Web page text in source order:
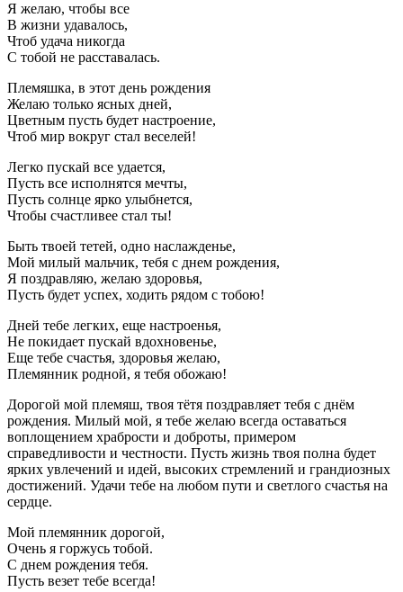
Я желаю, чтобы все
В жизни удавалось,
Чтоб удача никогда
С тобой не расставалась.
Племяшка, в этот день рождения
Желаю только ясных дней,
Цветным пусть будет настроение,
Чтоб мир вокруг стал веселей!
Легко пускай все удается,
Пусть все исполнятся мечты,
Пусть солнце ярко улыбнется,
Чтобы счастливее стал ты!
Быть твоей тетей, одно наслажденье,
Мой милый мальчик, тебя с днем рождения,
Я поздравляю, желаю здоровья,
Пусть будет успех, ходить рядом с тобою!
Дней тебе легких, еще настроенья,
Не покидает пускай вдохновенье,
Еще тебе счастья, здоровья желаю,
Племянник родной, я тебя обожаю!
Дорогой мой племяш, твоя тётя поздравляет тебя с днём
рождения. Милый мой, я тебе желаю всегда оставаться
воплощением храбрости и доброты, примером
справедливости и честности. Пусть жизнь твоя полна будет
ярких увлечений и идей, высоких стремлений и грандиозных
достижений. Удачи тебе на любом пути и светлого счастья на
сердце.
Мой племянник дорогой,
Очень я горжусь тобой.
С днем рождения тебя.
Пусть везет тебе всегда!